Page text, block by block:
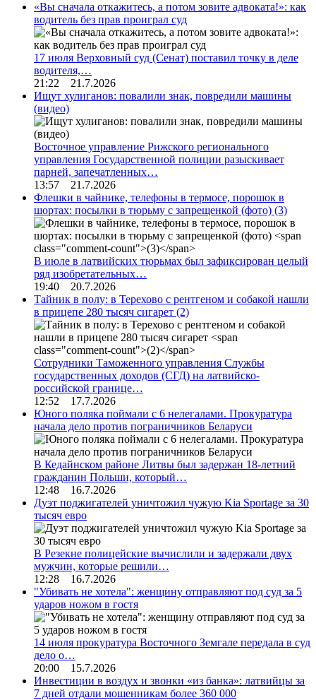
«Вы сначала откажитесь, а потом зовите адвоката!»: как
водитель без прав проиграл суд
17 июля Верховный суд (Сенат) поставил точку в деле
водителя,…
21:22 21.7.2026
Ищут хулиганов: повалили знак, повредили машины
(видео)
Восточное управление Рижского регионального
управления Государственной полиции разыскивает
парней, запечатленных…
13:57 21.7.2026
Флешки в чайнике, телефоны в термосе, порошок в
шортах: посылки в тюрьму с запрещенкой (фото) (3)
В июле в латвийских тюрьмах был зафиксирован целый
ряд изобретательных…
19:40 20.7.2026
Тайник в полу: в Терехово с рентгеном и собакой нашли
в прицепе 280 тысяч сигарет (2)
Сотрудники Таможенного управления Службы
государственных доходов (СГД) на латвийско-
российской границе…
12:52 17.7.2026
Юного поляка поймали с 6 нелегалами. Прокуратура
начала дело против пограничников Беларуси
В Кедайнском районе Литвы был задержан 18-летний
гражданин Польши, который…
12:48 16.7.2026
Дуэт поджигателей уничтожил чужую Kia Sportage за 30
тысяч евро
В Резекне полицейские вычислили и задержали двух
мужчин, которые решили…
12:28 16.7.2026
"Убивать не хотела": женщину отправляют под суд за 5
ударов ножом в гостя
14 июля прокуратура Восточного Земгале передала в суд
дело о…
20:00 15.7.2026
Инвестиции в воздух и звонки «из банка»: латвийцы за
7 дней отдали мошенникам более 360 000